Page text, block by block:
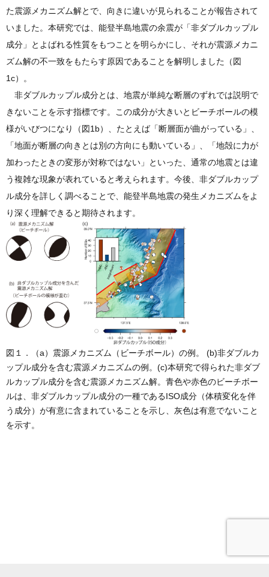
た震源メカニズム解とで、向きに違いが見られることが報告されて
いました。本研究では、能登半島地震の余震が「非ダブルカップル
成分」とよばれる性質をもつことを明らかにし、それが震源メカニ
ズム解の不一致をもたらす原因であることを解明しました（図
1c）。
非ダブルカップル成分とは、地震が単純な断層のずれでは説明で
きないことを示す指標です。この成分が大きいとビーチボールの模
様がいびつになり（図1b）、たとえば「断層面が曲がっている」、
「地面が断層の向きとは別の方向にも動いている」、「地殻に力が
加わったときの変形が対称ではない」といった、通常の地震とは違
う複雑な現象が表れていると考えられます。今後、非ダブルカップ
ル成分を詳しく調べることで、能登半島地震の発生メカニズムをよ
り深く理解できると期待されます。
図１．（a）震源メカニズム（ビーチボール）の例。 (b)非ダブルカ
ップル成分を含む震源メカニズムの例。(c)本研究で得られた非ダブ
ルカップル成分を含む震源メカニズム解。青色や赤色のビーチボー
ルは、非ダブルカップル成分の一種であるISO成分（体積変化を伴
う成分）が有意に含まれていることを示し、灰色は有意でないこと
を示す。